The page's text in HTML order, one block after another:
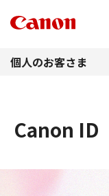
個人のお客さま
Canon ID